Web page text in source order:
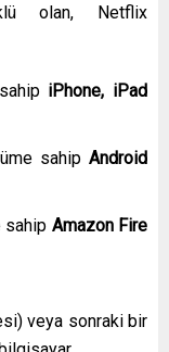
olan, Netflix
iPhone, iPad
sahip Android
sahip Amazon Fire
veya sonraki bir